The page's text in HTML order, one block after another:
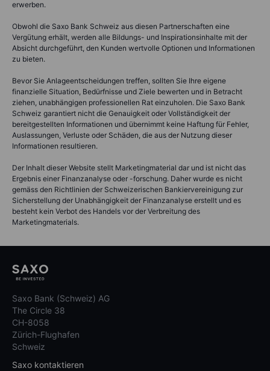
erwerben.
Obwohl die Saxo Bank Schweiz aus diesen Partnerschaften eine
Vergütung erhält, werden alle Bildungs- und Inspirationsinhalte mit der
Absicht durchgeführt, den Kunden wertvolle Optionen und Informationen
zu bieten.
Bevor Sie Anlageentscheidungen treffen, sollten Sie Ihre eigene
finanzielle Situation, Bedürfnisse und Ziele bewerten und in Betracht
ziehen, unabhängigen professionellen Rat einzuholen. Die Saxo Bank
Schweiz garantiert nicht die Genauigkeit oder Vollständigkeit der
bereitgestellten Informationen und übernimmt keine Haftung für Fehler,
Auslassungen, Verluste oder Schäden, die aus der Nutzung dieser
Informationen resultieren.
Der Inhalt dieser Website stellt Marketingmaterial dar und ist nicht das
Ergebnis einer Finanzanalyse oder -forschung. Daher wurde es nicht
gemäss den Richtlinien der Schweizerischen Bankiervereinigung zur
Sicherstellung der Unabhängigkeit der Finanzanalyse erstellt und es
besteht kein Verbot des Handels vor der Verbreitung des
Marketingmaterials.
Saxo Bank (Schweiz) AG
The Circle 38
CH-8058
Zürich-Flughafen
Schweiz
Saxo kontaktieren